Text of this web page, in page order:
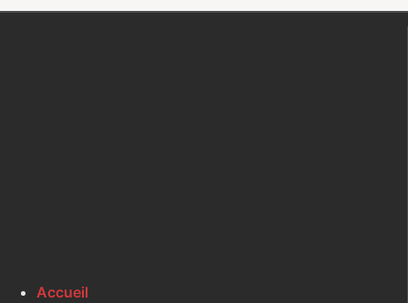
Accueil